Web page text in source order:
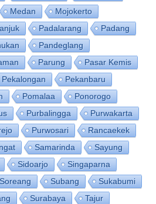
Medan
Mojokerto
Padalarang
Padang
Pandeglang
Parung
Pasar Kemis
Pekalongan
Pekanbaru
Pomalaa
Ponorogo
Purbalingga
Purwakarta
Purwosari
Rancaekek
Samarinda
Sayung
Sidoarjo
Singaparna
Soreang Subang
Sukabumi
Surabaya
Tajur